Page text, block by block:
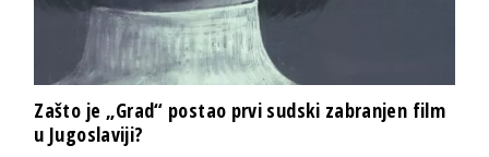
Zašto je „Grad“ postao prvi sudski zabranjen film
u Jugoslaviji?